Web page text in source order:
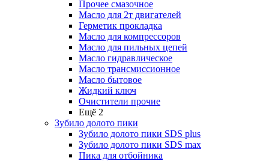
Прочее смазочное
Масло для 2т двигателей
Герметик прокладка
Масло для компрессоров
Масло для пильных цепей
Масло гидравлическое
Масло трансмиссионное
Масло бытовое
Жидкий ключ
Очистители прочие
Ещё 2
Зубило долото пики
Зубило долото пики SDS plus
Зубило долото пики SDS max
Пика для отбойника